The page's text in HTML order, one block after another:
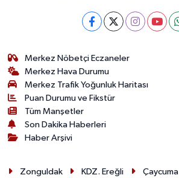
Merkez Nöbetçi Eczaneler
Merkez Hava Durumu
Merkez Trafik Yoğunluk Haritası
Puan Durumu ve Fikstür
Tüm Manşetler
Son Dakika Haberleri
Haber Arşivi
Zonguldak KDZ. Ereğli Çaycuma